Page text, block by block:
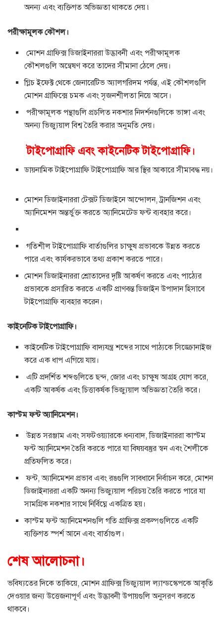
অনন্য এবং ব্যক্তিগত অভিজ্ঞতা থাকতে দেয় ৷
পরীক্ষামূলক কৌশল।
মোশন গ্রাফিক্স ডিজাইনাররা উদ্ভাবনী এবং পরীক্ষামূলক
কৌশলগুলি অন্বেষণ করে তাদের সীমানা ঠেলে দেয়।
গ্লিচ ইফেক্ট থেকে জেনারেটিভ অ্যালগরিদম পর্যন্ত, এই কৌশলগুলি
মোশন গ্রাফিক্সে চমক এবং সৃজনশীলতা নিয়ে আসে।
পরীক্ষামূলক পন্থাগুলি প্রচলিত নকশার নিদর্শনগুলিকে ভাঙ্গা এবং
অনন্য ভিজ্যুয়াল বিশ্ব তৈরি করার অনুমতি দেয়।
টাইপোগ্রাফি এবং কাইনেটিক টাইপোগ্রাফি।
ডায়নামিক টাইপোগ্রাফি টাইপোগ্রাফি আর স্থির আকারে সীমাবদ্ধ নয়।
মোশন ডিজাইনাররা টেক্সট ডিজাইনে আন্দোলন, ট্রানজিশন এবং
অ্যানিমেশন অন্তর্ভুক্ত করতে অ্যানিমেটেড ফন্ট ব্যবহার করে।
গতিশীল টাইপোগ্রাফি বার্তাগুলির চাক্ষুষ প্রভাবকে উন্নত করতে
পারে এবং কার্যকরভাবে তথ্য প্রকাশ করতে পারে।
মোশন ডিজাইনাররা শ্রোতাদের দৃষ্টি আকর্ষণ করতে এবং পাঠ্যের
প্রভাবকে প্রসারিত করতে একটি প্রাণবন্ত ডিজাইন উপাদান হিসাবে
টাইপোগ্রাফি ব্যবহার করেন।
কাইনেটিক টাইপোগ্রাফি।
কাইনেটিক টাইপোগ্রাফি বাদ্যযন্ত্র শব্দের সাথে পাঠ্যকে সিঙ্ক্রোনাইজ
করে এক ধাপ এগিয়ে যায়।
এটি প্রদর্শিত শব্দগুলিতে ছন্দ, জোর এবং চাক্ষুষ আগ্রহ যোগ করে,
একটি আকর্ষক এবং চিত্তাকর্ষক ভিজ্যুয়াল অভিজ্ঞতা তৈরি করে।
কাস্টম ফন্ট অ্যানিমেশন।
উন্নত সরঞ্জাম এবং সফ্টওয়্যারকে ধন্যবাদ, ডিজাইনাররা কাস্টম
ফন্ট অ্যানিমেশন তৈরি করতে পারে যা বিষয়বস্তুর স্বন এবং শৈলীকে
প্রতিফলিত করে।
ফন্ট, অ্যানিমেশন প্রভাব এবং রঙগুলি সাবধানে নির্বাচন করে, মোশন
ডিজাইনাররা একটি অনন্য ভিজ্যুয়াল পরিচয় তৈরি করতে পারে যা
সামগ্রিক নকশার সাথে নির্বিঘ্নে একত্রিত হয়।
কাস্টম ফন্ট অ্যানিমেশনগুলি গতি গ্রাফিক্স প্রকল্পগুলিতে একটি
ব্যক্তিগত স্পর্শ আনে এবং বার্তাগুল।
শেষ আলোচনা।
ভবিষ্যতের দিকে তাকিয়ে, মোশন গ্রাফিক্স ভিজ্যুয়াল ল্যান্ডস্কেপকে আকৃতি
দেওয়ার জন্য উত্তেজনাপূর্ণ এবং উদ্ভাবনী উপায়গুলি অনুসরণ করতে
থাকবে।